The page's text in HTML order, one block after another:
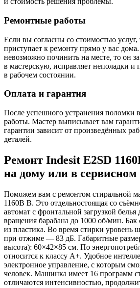
Ремонтные работы
Если вы согласны со стоимостью услуг,
приступает к ремонту прямо у вас
невозможно починить на месте, то он
в мастерскую, исправляет неполадки и
в рабочем состоянии.
Оплата и гарантия
После успешного устранения поломки
работы. Мастер выписывает вам
гарантии зависит от произведённых
деталей.
Ремонт Indesit E2SD
на дому или в сервисном
Поможем вам с ремонтом стиральной
1160B B. Это отдельностоящая со
автомат с фронтальной загрузкой
вращения барабана до 1000 об/мин.
из пластика. Во время стирки уровень
при отжиме — 83 дБ. Габаритные
высота): 60×42×85 см. По
относится к классу A+. Удобное
электронное управление, с которым
человек. Машинка имеет 16 программ
отличаются интенсивностью,